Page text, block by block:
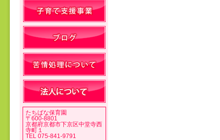
たちばな保育園
〒600-8801
京都府京都市下京区中堂寺西
寺町１
TEL 075-841-9791